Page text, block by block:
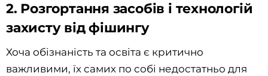
2. Розгортання засобів і технологій
захисту від фішингу
Хоча обізнаність та освіта є критично
важливими, їх самих по собі недостатньо для